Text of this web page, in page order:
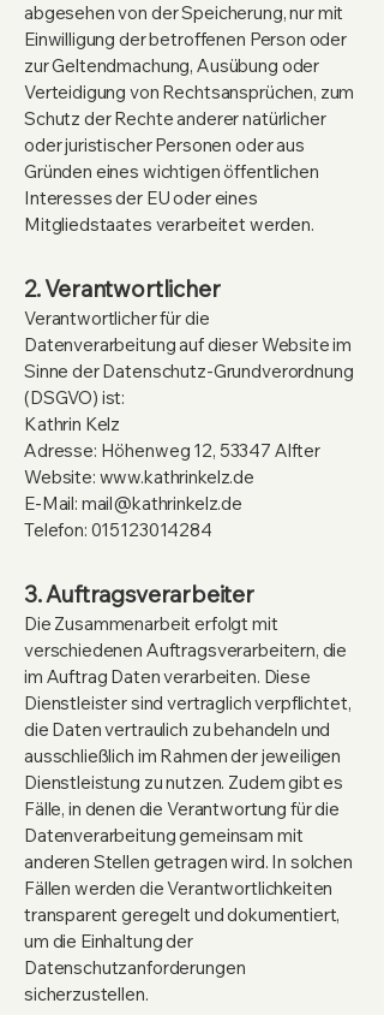
abgesehen von der Speicherung, nur mit
Einwilligung der betroffenen Person oder
zur Geltendmachung, Ausübung oder
Verteidigung von Rechtsansprüchen, zum
Schutz der Rechte anderer natürlicher
oder juristischer Personen oder aus
Gründen eines wichtigen öffentlichen
Interesses der EU oder eines
Mitgliedstaates verarbeitet werden.
2. Verantwortlicher
Verantwortlicher für die
Datenverarbeitung auf dieser Website im
Sinne der Datenschutz-Grundverordnung
(DSGVO) ist:
Kathrin Kelz
Adresse: Höhenweg 12, 53347 Alfter
Website: www.kathrinkelz.de
E-Mail: mail@kathrinkelz.de
Telefon: 015123014284
3. Auftragsverarbeiter
Die Zusammenarbeit erfolgt mit
verschiedenen Auftragsverarbeitern, die
im Auftrag Daten verarbeiten. Diese
Dienstleister sind vertraglich verpflichtet,
die Daten vertraulich zu behandeln und
ausschließlich im Rahmen der jeweiligen
Dienstleistung zu nutzen. Zudem gibt es
Fälle, in denen die Verantwortung für die
Datenverarbeitung gemeinsam mit
anderen Stellen getragen wird. In solchen
Fällen werden die Verantwortlichkeiten
transparent geregelt und dokumentiert,
um die Einhaltung der
Datenschutzanforderungen
sicherzustellen.